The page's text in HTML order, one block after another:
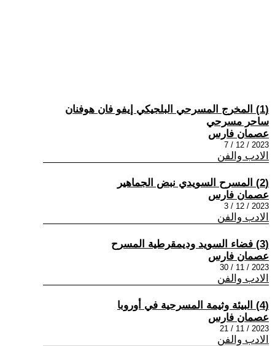
(1) المخرج المسرحي البلجيكي إيفو فان هوفنان
ساحر مسرحي
عصمان فارس
2023 / 12 / 7
الادب والفن
(2) المسرح السويدي نبض الجماهير
عصمان فارس
2023 / 12 / 3
الادب والفن
(3) فضاء السويد وديمقرطية المسرح
عصمان فارس
2023 / 11 / 30
الادب والفن
(4) البيئة وثيمة المسرحية في أوروبا
عصمان فارس
2023 / 11 / 21
الادب والفن